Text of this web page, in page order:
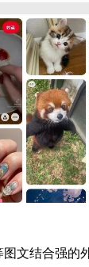
结合强的外